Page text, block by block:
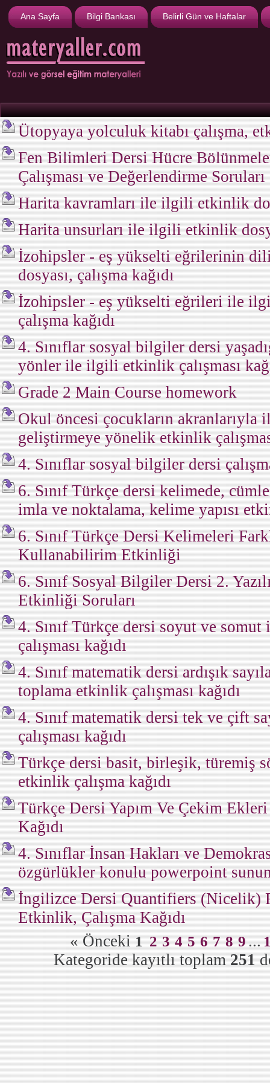
Ana Sayfa Bilgi Bankası Belirli Gün ve Haftalar
Ütopyaya yolculuk kitabı çalışma,
Fen Bilimleri Dersi Hücre
Çalışması ve Değerlendirme Soruları
Harita kavramları ile ilgili etkinlik
Harita unsurları ile ilgili etkinlik
İzohipsler - eş yükselti eğrilerinin
dosyası, çalışma kağıdı
İzohipsler - eş yükselti eğrileri ile
çalışma kağıdı
4. Sınıflar sosyal bilgiler dersi
yönler ile ilgili etkinlik çalışması
Grade 2 Main Course homework
Okul öncesi çocukların akranlarıyla
geliştirmeye yönelik etkinlik
4. Sınıflar sosyal bilgiler dersi
6. Sınıf Türkçe dersi kelimede,
imla ve noktalama, kelime yapısı
6. Sınıf Türkçe Dersi Kelimeleri
Kullanabilirim Etkinliği
6. Sınıf Sosyal Bilgiler Dersi 2.
Etkinliği Soruları
4. Sınıf Türkçe dersi soyut ve
çalışması kağıdı
4. Sınıf matematik dersi ardışık
toplama etkinlik çalışması kağıdı
4. Sınıf matematik dersi tek ve çift
çalışması kağıdı
Türkçe dersi basit, birleşik, türemiş
etkinlik çalışma kağıdı
Türkçe Dersi Yapım Ve Çekim
Kağıdı
4. Sınıflar İnsan Hakları ve
özgürlükler konulu powerpoint
İngilizce Dersi Quantifiers (Nicelik)
Etkinlik, Çalışma Kağıdı
« Önceki 1 2 3 4 5 6 7 8 9...
Kategoride kayıtlı toplam251